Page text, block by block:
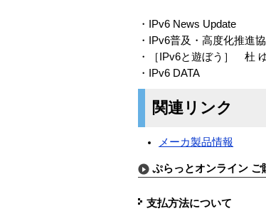
・IPv6 News Update
・IPv6普及・高度化推進
・［IPv6と遊ぼう］ 杜
・IPv6 DATA
関連リンク
メーカ製品情報
ぷらっとオンライン ご
支払方法について